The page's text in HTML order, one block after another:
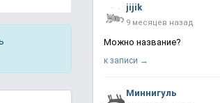
jijik
9 месяцев назад
Можно название?
к записи →
Миннигуль